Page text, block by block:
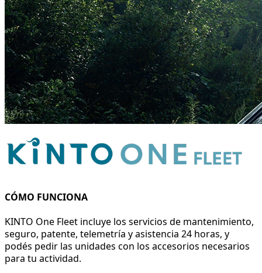
CÓMO FUNCIONA
KINTO One Fleet incluye los servicios de mantenimiento,
seguro, patente, telemetría y asistencia 24 horas, y
podés pedir las unidades con los accesorios necesarios
para tu actividad.